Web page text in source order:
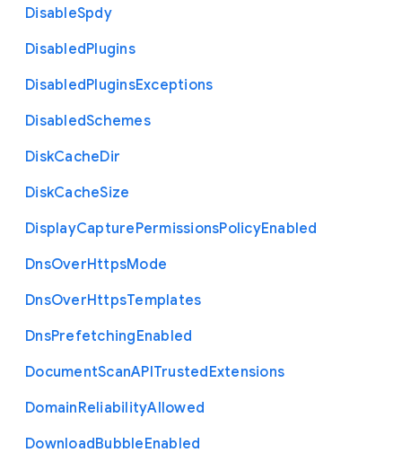
DisableSpdy
DisabledPlugins
DisabledPluginsExceptions
DisabledSchemes
DiskCacheDir
DiskCacheSize
DisplayCapturePermissionsPolicyEnabled
DnsOverHttpsMode
DnsOverHttpsTemplates
DnsPrefetchingEnabled
DocumentScanAPITrustedExtensions
DomainReliabilityAllowed
DownloadBubbleEnabled